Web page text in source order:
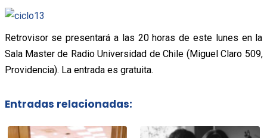
Retrovisor se presentará a las 20 horas de este lunes en la
Sala Master de Radio Universidad de Chile (Miguel Claro 509,
Providencia). La entrada es gratuita.
Entradas relacionadas: